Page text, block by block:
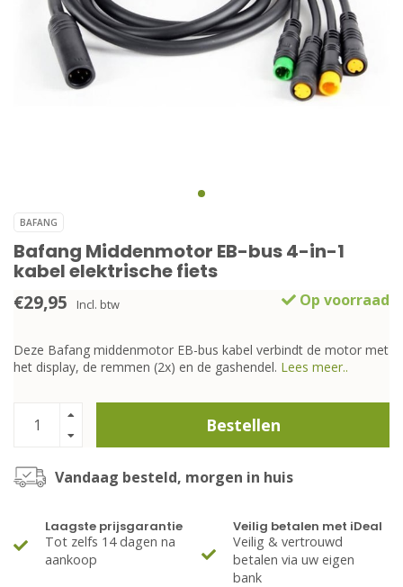
BAFANG
Bafang Middenmotor EB-bus 4-in-1
kabel elektrische fiets
€29,95 Incl. btw Op voorraad
Deze Bafang middenmotor EB-bus kabel verbindt de motor met
het display, de remmen (2x) en de gashendel. Lees meer..
Bestellen
Vandaag besteld, morgen in huis
Laagste prijsgarantie
Tot zelfs 14 dagen na
aankoop
Veilig betalen met iDeal
Veilig & vertrouwd
betalen via uw eigen
bank